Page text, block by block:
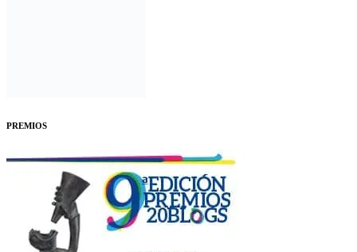
PREMIOS